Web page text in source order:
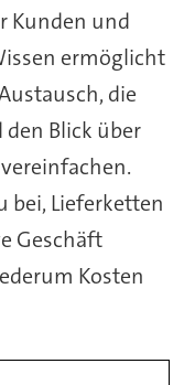
Kunden und
ermöglicht
die
Blick über
bei, Lieferketten
Geschäft
Kosten